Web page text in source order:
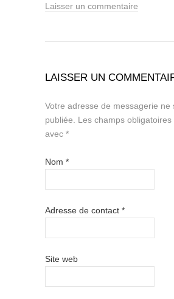
Laisser un commentaire
LAISSER UN
Votre adresse de messagerie ne
publiée.
Les champs
avec *
Nom *
Adresse de contact *
Site web